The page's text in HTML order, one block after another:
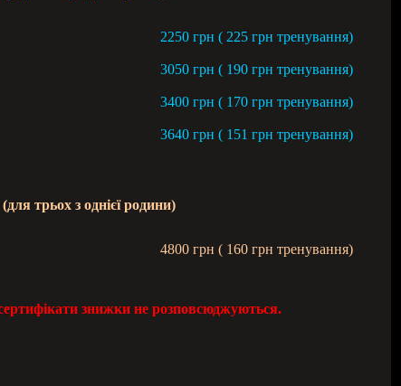
2250 грн ( 225 грн тренування)
3050 грн ( 190 грн тренування)
3400 грн ( 170 грн тренування)
3640 грн ( 151 грн тренування)
трьох з однієї родини)
4800 грн ( 160 грн тренування)
знижки не розповсюджуються.